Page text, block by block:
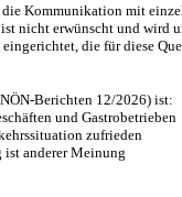
Kommunikation mit
nicht erwünscht und wird
die für diese
Berichten 12/2026) ist:
und Gastrobetrieben
zufrieden
anderer Meinung